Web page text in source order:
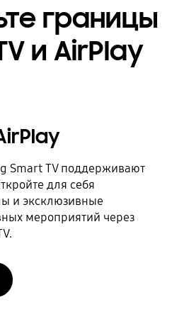
границы
и AirPlay
Smart TV поддерживают
для себя
и эксклюзивные
мероприятий через